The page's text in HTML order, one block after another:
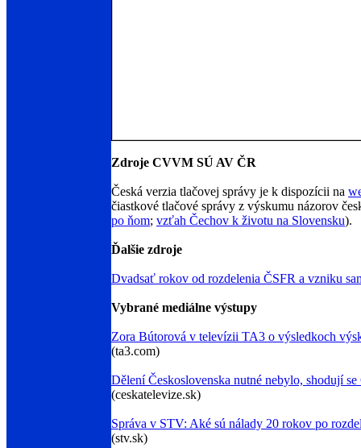
Zdroje CVVM SÚ AV ČR
Česká verzia tlačovej správy je k dispozícii na
čiastkové tlačové správy z výskumu názorov
po ňom; vzťah Čechov k životu na Slovensku).
Ďalšie zdroje
Dvadsať rokov od rozdelenia ČSFR a vzniku
Vybrané mediálne výstupy
Zora Bútorová v televízii TA3 o výsledkoch
(ta3.com)
Dělení Československa nutné nebylo, shodují se
(ceskatelevize.sk)
Správa v STV: Aké sú nálady 20 rokov po
(stv.sk)